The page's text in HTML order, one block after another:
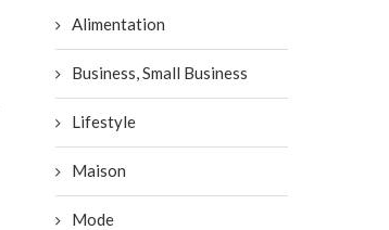
Alimentation
Business, Small Business
Lifestyle
Maison
Mode